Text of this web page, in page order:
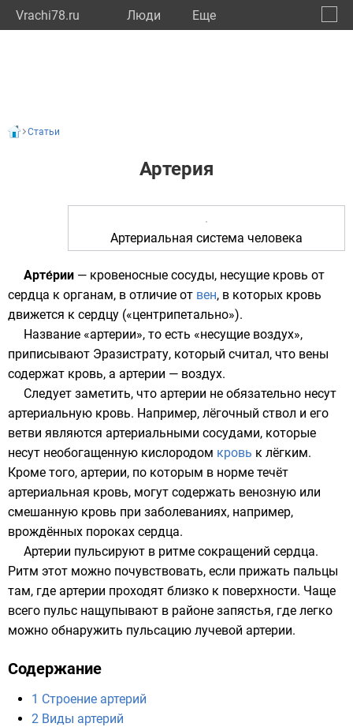
Vrachi78.ru Люди Eще
Статьи
Артерия
Артериальная система человека
Арте́рии — кровеносные сосуды, несущие кровь от
сердца к органам, в отличие от вен, в которых кровь
движется к сердцу («центрипетально»).
Название «артерии», то есть «несущие воздух»,
приписывают Эразистрату, который считал, что вены
содержат кровь, а артерии — воздух.
Следует заметить, что артерии не обязательно несут
артериальную кровь. Например, лёгочный ствол и его
ветви являются артериальными сосудами, которые
несут необогащенную кислородом кровь к лёгким.
Кроме того, артерии, по которым в норме течёт
артериальная кровь, могут содержать венозную или
смешанную кровь при заболеваниях, например,
врождённых пороках сердца.
Артерии пульсируют в ритме сокращений сердца.
Ритм этот можно почувствовать, если прижать пальцы
там, где артерии проходят близко к поверхности. Чаще
всего пульс нащупывают в районе запястья, где легко
можно обнаружить пульсацию лучевой артерии.
Содержание
1 Строение артерий
2 Виды артерий